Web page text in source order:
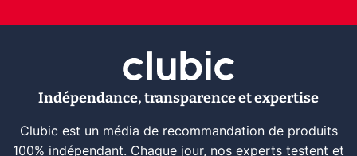
Indépendance, transparence et expertise
Clubic est un média de recommandation de produits
100% indépendant. Chaque jour, nos experts testent et